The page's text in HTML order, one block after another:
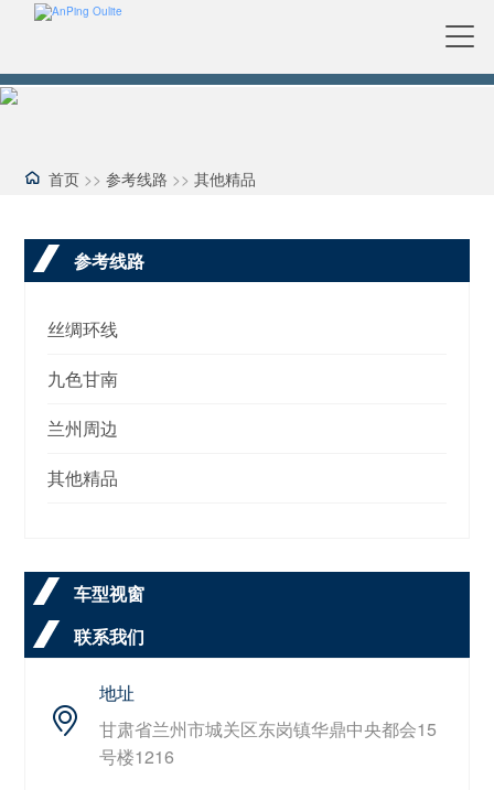
首页 >>参考线路 >>其他精品
参考线路
丝绸环线
九色甘南
兰州周边
其他精品
车型视窗
联系我们
地址
甘肃省兰州市城关区东岗镇华鼎中央都会15
号楼1216